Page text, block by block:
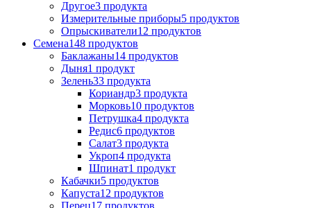
Другое3 продукта
Измерительные приборы5 продуктов
Опрыскиватели12 продуктов
Семена148 продуктов
Баклажаны14 продуктов
Дыня1 продукт
Зелень33 продукта
Кориандр3 продукта
Морковь10 продуктов
Петрушка4 продукта
Редис6 продуктов
Салат3 продукта
Укроп4 продукта
Шпинат1 продукт
Кабачки5 продуктов
Капуста12 продуктов
Перец17 продуктов